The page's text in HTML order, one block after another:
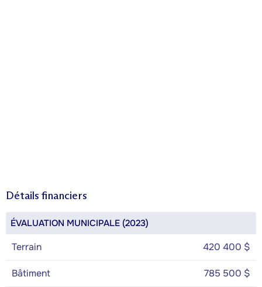
Détails financiers
ÉVALUATION MUNICIPALE (2023)
Terrain 420 400 $
Bâtiment 785 500 $